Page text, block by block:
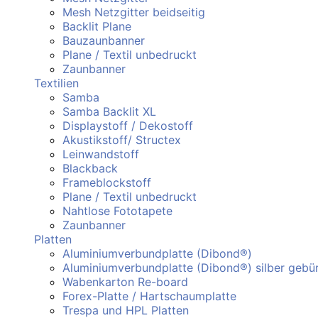
Mesh Netzgitter beidseitig
Backlit Plane
Bauzaunbanner
Plane / Textil unbedruckt
Zaunbanner
Textilien
Samba
Samba Backlit XL
Displaystoff / Dekostoff
Akustikstoff/ Structex
Leinwandstoff
Blackback
Frameblockstoff
Plane / Textil unbedruckt
Nahtlose Fototapete
Zaunbanner
Platten
Aluminiumverbundplatte (Dibond®)
Aluminiumverbundplatte (Dibond®) silber
Wabenkarton Re-board
Forex-Platte / Hartschaumplatte
Trespa und HPL Platten